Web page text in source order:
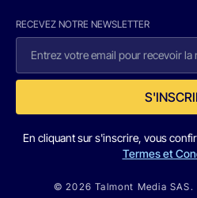
RECEVEZ NOTRE NEWSLETTER
En cliquant sur s'inscrire, vous
Termes et
© 2026 Talmont Media